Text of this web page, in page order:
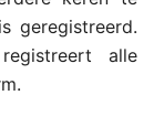
geregistreerd.
alle